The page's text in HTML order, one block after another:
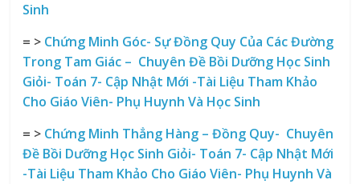
Sinh
= > Chứng Minh Góc- Sự Đồng Quy Của Các Đường
Trong Tam Giác – Chuyên Đề Bồi Dưỡng Học Sinh
Giỏi- Toán 7- Cập Nhật Mới -Tài Liệu Tham Khảo
Cho Giáo Viên- Phụ Huynh Và Học Sinh
= > Chứng Minh Thẳng Hàng – Đồng Quy- Chuyên
Đề Bồi Dưỡng Học Sinh Giỏi- Toán 7- Cập Nhật Mới
-Tài Liệu Tham Khảo Cho Giáo Viên- Phụ Huynh Và